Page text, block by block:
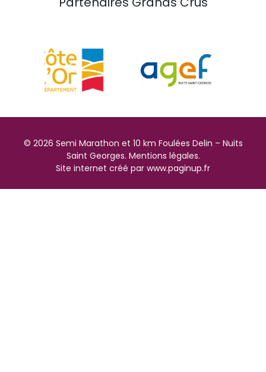
© 2026 Semi Marathon et 10 km Foulées Delin – Nuits
Saint Georges. Mentions légales.
Site internet créé par www.paginup.fr